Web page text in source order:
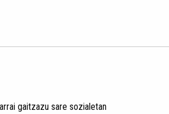
gaitzazu sare sozialetan